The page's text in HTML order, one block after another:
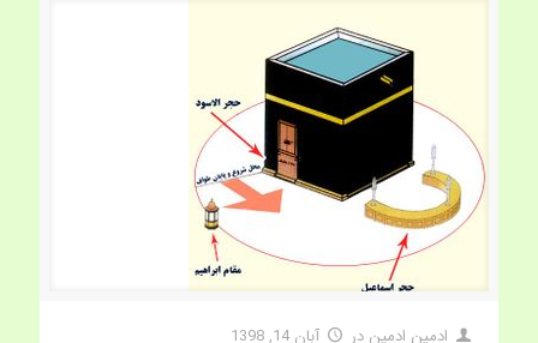
ادمین ادمین در آبان 14, 1398